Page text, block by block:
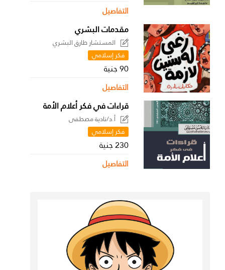
التفاصيل
مقدمات البشري
المستشار طارق البشري
فكر إسلامي
90 جنية
التفاصيل
قراءات في فكر أعلام الأمة
أ.د/نادية مصطفى
فكر إسلامي
230 جنية
التفاصيل